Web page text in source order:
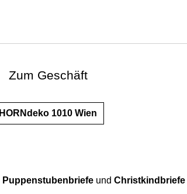
Zum Geschäft
HORNdeko 1010 Wien
Puppenstubenbriefe und Christkindbriefe